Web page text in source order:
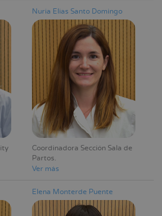
Nuria Elias Santo Domingo
Coordinadora Sección Sala de
Partos
Ver más
Elena Monterde Puente